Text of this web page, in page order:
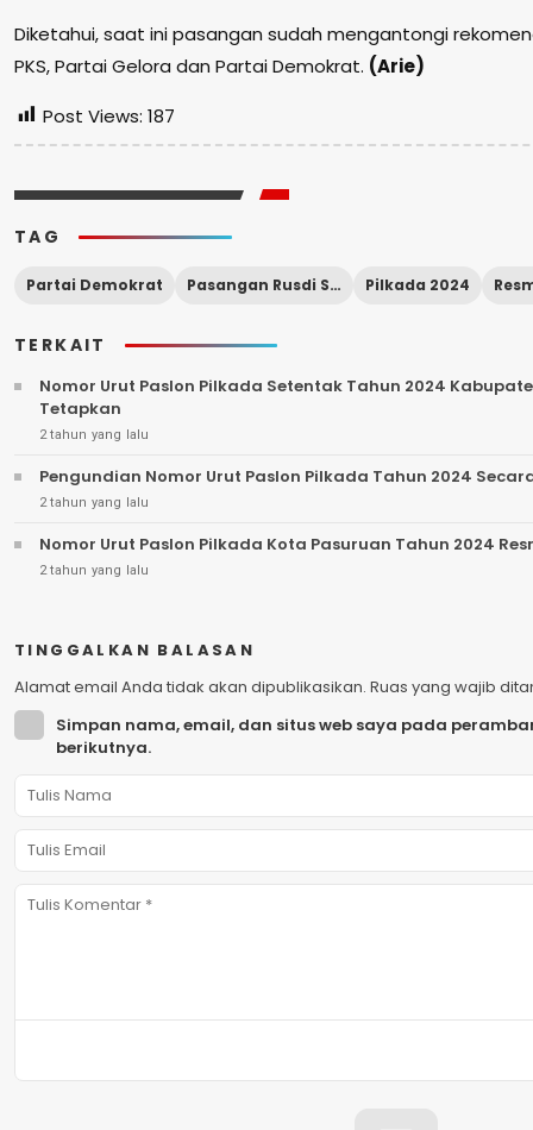
Diketahui, saat ini pasangan sudah mengantongi
PKS, Partai Gelora dan Partai Demokrat. (Arie)
Post Views: 187
TAG
Partai Demokrat Pasangan Rusdi Sutedjo - Gus Shobih Pilkada 2024
TERKAIT
Nomor Urut Paslon Pilkada Setentak Tahun 2024
Tetapkan
2 tahun yang lalu
Pengundian Nomor Urut Paslon Pilkada Tahun 2024
2 tahun yang lalu
Nomor Urut Paslon Pilkada Kota Pasuruan Tahun 2024
2 tahun yang lalu
TINGGALKAN BALASAN
Alamat email Anda tidak akan dipublikasikan. Ruas yang wajib
Simpan nama, email, dan situs web saya pada
berikutnya.